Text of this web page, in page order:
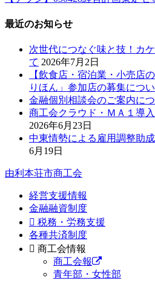
最近のお知らせ
次世代につなぐ味と技！カ
て 2026年7月2日
【飲食店・宿泊業・小売店
りほん」参加店の募集につ
金融個別相談会のご案内に
商工会クラウド・ＭＡ１導
2026年6月23日
中東情勢による雇用調整助
6月19日
由利本荘市商工会
経営支援情報
金融融資制度
税務・労務支援
各種共済制度
商工会情報
商工会報
青年部・女性部